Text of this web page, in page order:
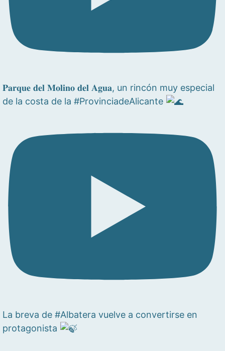
𝐏𝐚𝐫𝐪𝐮𝐞 𝐝𝐞𝐥 𝐌𝐨𝐥𝐢𝐧𝐨 𝐝𝐞𝐥 𝐀𝐠𝐮𝐚, un rincón muy especial
de la costa de la #ProvinciadeAlicante
La breva de #Albatera vuelve a convertirse en
protagonista